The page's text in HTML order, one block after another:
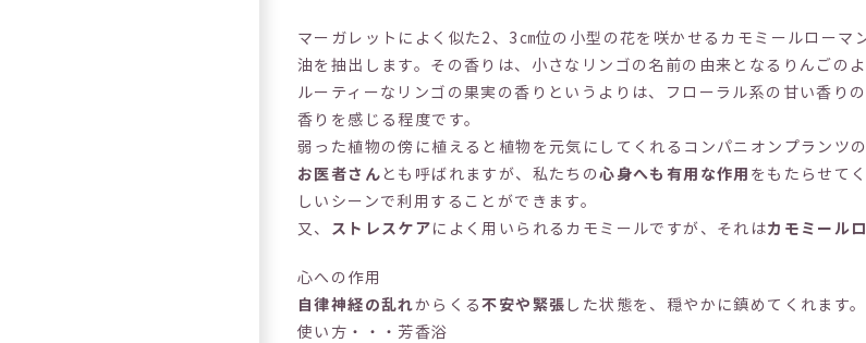
マーガレットによく似た2、3㎝位の小型の花を咲かせるカモミールローマ
油を抽出します。その香りは、小さなリンゴの名前の由来となるりんごの
ルーティーなリンゴの果実の香りというよりは、フローラル系の甘い香り
香りを感じる程度です。
弱った植物の傍に植えると植物を元気にしてくれるコンパニオンプランツ
お医者さん とも呼ばれますが、私たちの心身へも有用な作用 をもたらせて
しいシーンで利用することができます。
又、 ストレスケアによく用いられるカモミールですが、それはカモミール
心への作用
自律神経の乱れからくる不安や緊張 した状態を、穏やかに鎮めてくれます。
使い方・・・芳香浴